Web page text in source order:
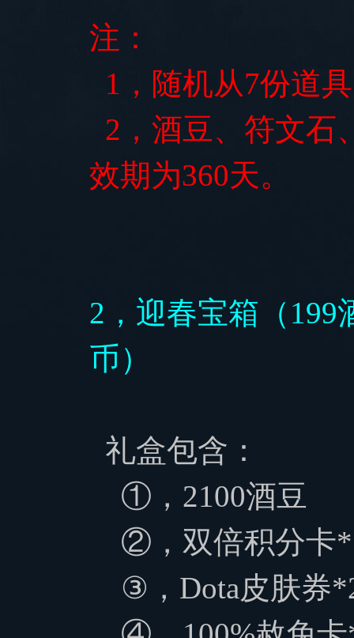
注：
1，随机从7份道
2，酒豆、符文石
效期为360天。
2，迎春宝箱（199
币）
礼盒包含：
①，2100酒豆
②，双倍积分卡
③， Dota皮肤券